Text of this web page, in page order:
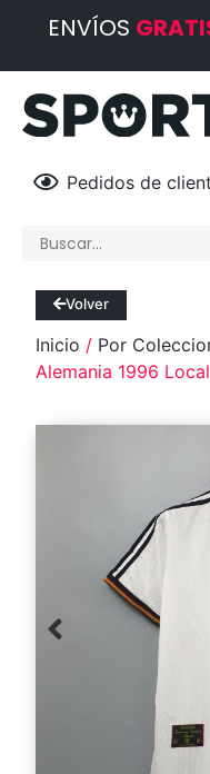
ENVÍOS
Pedidos de
Volver
Inicio / Por
Alemania 1996 Local